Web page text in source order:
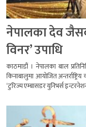
नेपालका देव
विनर’ उपाधि
काठमाडौं । नेपालका बाल
किनाबालुमा आयोजित अन्तर्राष्ट्रिय
‘टुरिज्म एम्बासडर युनिभर्स